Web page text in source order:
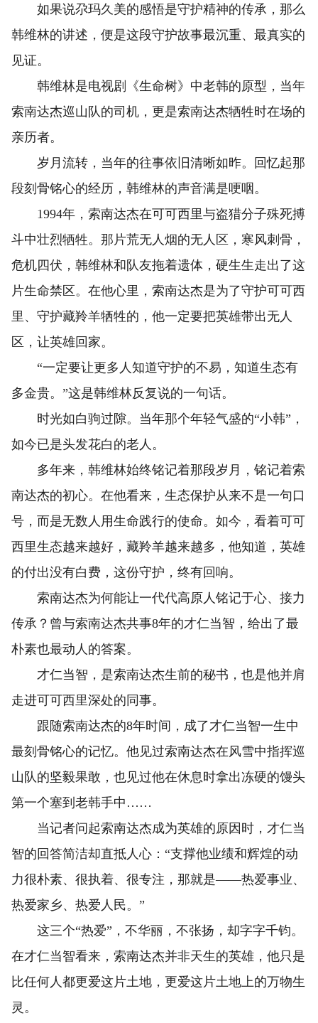
如果说尕玛久美的感悟是守护精神的传承，那么
韩维林的讲述，便是这段守护故事最沉重、最真实的
见证。
韩维林是电视剧《生命树》中老韩的原型，当年
索南达杰巡山队的司机，更是索南达杰牺牲时在场的
亲历者。
岁月流转，当年的往事依旧清晰如昨。回忆起那
段刻骨铭心的经历，韩维林的声音满是哽咽。
1994年，索南达杰在可可西里与盗猎分子殊死搏
斗中壮烈牺牲。那片荒无人烟的无人区，寒风刺骨，
危机四伏，韩维林和队友拖着遗体，硬生生走出了这
片生命禁区。在他心里，索南达杰是为了守护可可西
里、守护藏羚羊牺牲的，他一定要把英雄带出无人
区，让英雄回家。
“一定要让更多人知道守护的不易，知道生态有
多金贵。”这是韩维林反复说的一句话。
时光如白驹过隙。当年那个年轻气盛的“小韩”，
如今已是头发花白的老人。
多年来，韩维林始终铭记着那段岁月，铭记着索
南达杰的初心。在他看来，生态保护从来不是一句口
号，而是无数人用生命践行的使命。如今，看着可可
西里生态越来越好，藏羚羊越来越多，他知道，英雄
的付出没有白费，这份守护，终有回响。
索南达杰为何能让一代代高原人铭记于心、接力
传承？曾与索南达杰共事8年的才仁当智，给出了最
朴素也最动人的答案。
才仁当智，是索南达杰生前的秘书，也是他并肩
走进可可西里深处的同事。
跟随索南达杰的8年时间，成了才仁当智一生中
最刻骨铭心的记忆。他见过索南达杰在风雪中指挥巡
山队的坚毅果敢，也见过他在休息时拿出冻硬的馒头
第一个塞到老韩手中……
当记者问起索南达杰成为英雄的原因时，才仁当
智的回答简洁却直抵人心：“支撑他业绩和辉煌的动
力很朴素、很执着、很专注，那就是——热爱事业、
热爱家乡、热爱人民。”
这三个“热爱”，不华丽，不张扬，却字字千钧。
在才仁当智看来，索南达杰并非天生的英雄，他只是
比任何人都更爱这片土地，更爱这片土地上的万物生
灵。